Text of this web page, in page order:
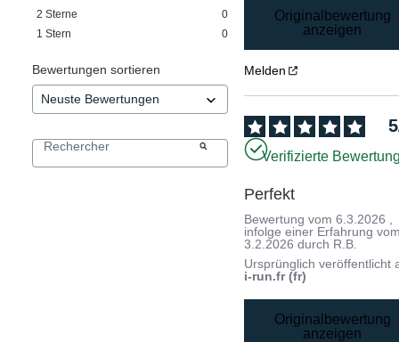
2 Sterne
0
1 Stern 0
Bewertungen sortieren
Originalbewertung
anzeigen
Melden
5
Verifizierte
Perfekt
Bewertung vom6.3.2026 ,
infolge einer Erfahrung
3.2.2026 durch R.B.
Ursprünglich veröffentlicht
i-run.fr (fr)
Originalbewertung
anzeigen